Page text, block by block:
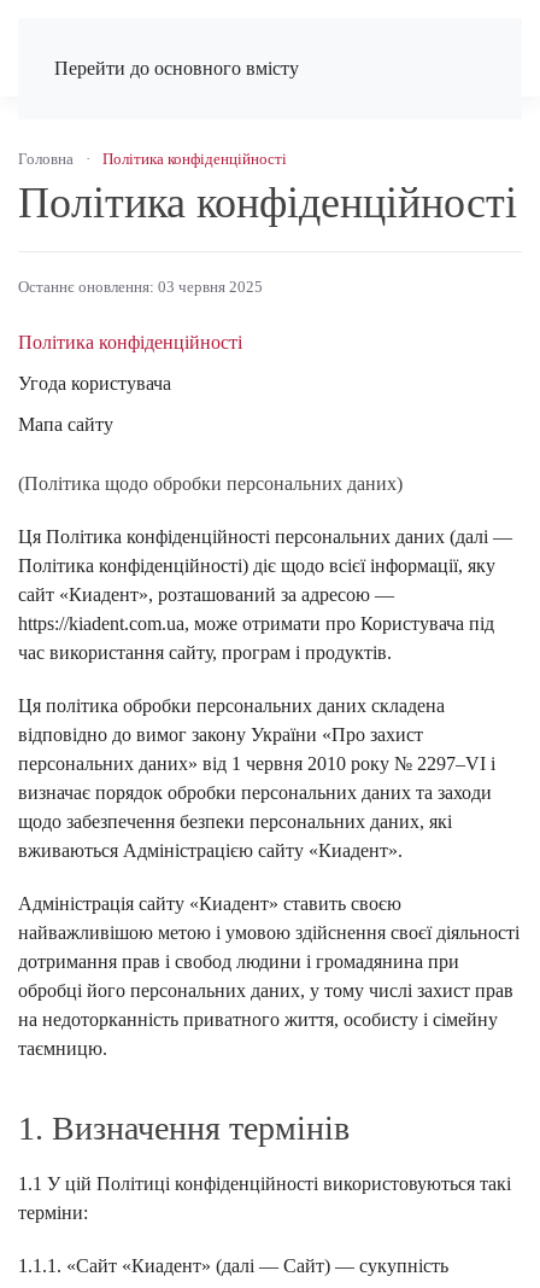
Перейти до основного вмісту
Головна Політика конфіденційності
Політика конфіденційності
Останнє оновлення: 03 червня 2025
Політика конфіденційності
Угода користувача
Мапа сайту
(Політика щодо обробки персональних даних)
Ця Політика конфіденційності персональних даних (далі —
Політика конфіденційності) діє щодо всієї інформації, яку
сайт «Киадент», розташований за адресою —
https://kiadent.com.ua, може отримати про Користувача під
час використання сайту, програм і продуктів.
Ця політика обробки персональних даних складена
відповідно до вимог закону України «Про захист
персональних даних» від 1 червня 2010 року № 2297–VI і
визначає порядок обробки персональних даних та заходи
щодо забезпечення безпеки персональних даних, які
вживаються Адміністрацією сайту «Киадент».
Адміністрація сайту «Киадент» ставить своєю
найважливішою метою і умовою здійснення своєї діяльності
дотримання прав і свобод людини і громадянина при
обробці його персональних даних, у тому числі захист прав
на недоторканність приватного життя, особисту і сімейну
таємницю.
1. Визначення термінів
1.1 У цій Політиці конфіденційності використовуються такі
терміни:
1.1.1. «Сайт «Киадент» (далі — Сайт) — сукупність